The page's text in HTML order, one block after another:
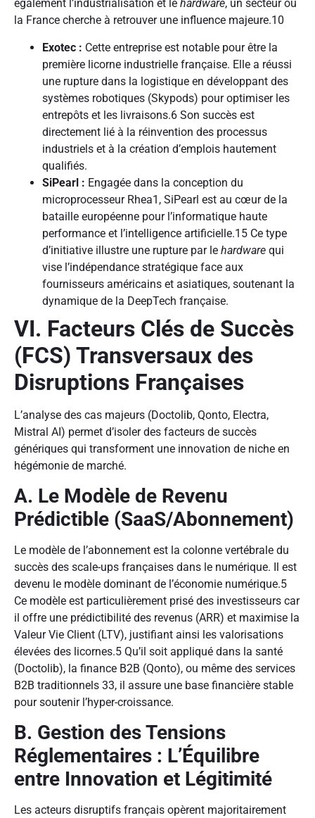
également l’industrialisation et le hardware, un secteur où
la France cherche à retrouver une influence majeure.10
Exotec : Cette entreprise est notable pour être la
première licorne industrielle française. Elle a réussi
une rupture dans la logistique en développant des
systèmes robotiques (Skypods) pour optimiser les
entrepôts et les livraisons.6 Son succès est
directement lié à la réinvention des processus
industriels et à la création d’emplois hautement
qualifiés.
SiPearl : Engagée dans la conception du
microprocesseur Rhea1, SiPearl est au cœur de la
bataille européenne pour l’informatique haute
performance et l’intelligence artificielle.15 Ce type
d’initiative illustre une rupture par le hardware qui
vise l’indépendance stratégique face aux
fournisseurs américains et asiatiques, soutenant la
dynamique de la DeepTech française.
VI. Facteurs Clés de Succès
(FCS) Transversaux des
Disruptions Françaises
L’analyse des cas majeurs (Doctolib, Qonto, Electra,
Mistral AI) permet d’isoler des facteurs de succès
génériques qui transforment une innovation de niche en
hégémonie de marché.
A. Le Modèle de Revenu
Prédictible (SaaS/Abonnement)
Le modèle de l’abonnement est la colonne vertébrale du
succès des scale-ups françaises dans le numérique. Il est
devenu le modèle dominant de l’économie numérique.5
Ce modèle est particulièrement prisé des investisseurs car
il offre une prédictibilité des revenus (ARR) et maximise la
Valeur Vie Client (LTV), justifiant ainsi les valorisations
élevées des licornes.5 Qu’il soit appliqué dans la santé
(Doctolib), la finance B2B (Qonto), ou même des services
B2B traditionnels 33, il assure une base financière stable
pour soutenir l’hyper-croissance.
B. Gestion des Tensions
Réglementaires : L’Équilibre
entre Innovation et Légitimité
Les acteurs disruptifs français opèrent majoritairement